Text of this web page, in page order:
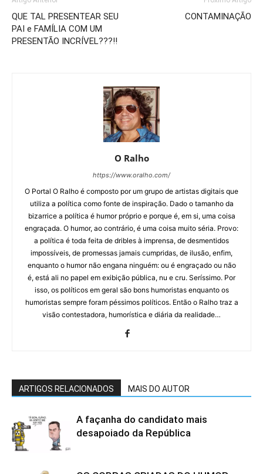
QUE TAL PRESENTEAR SEU
PAI e FAMÍLIA COM UM
PRESENTÃO INCRÍVEL???!!
CONTAMINAÇÃO
O Ralho
https://www.oralho.com/
O Portal O Ralho é composto por um grupo de artistas digitais que
utiliza a política como fonte de inspiração. Dado o tamanho da
bizarrice a política é humor próprio e porque é, em si, uma coisa
engraçada. O humor, ao contrário, é uma coisa muito séria. Provo:
a política é toda feita de dribles à imprensa, de desmentidos
impossíveis, de promessas jamais cumpridas, de ilusão, enfim,
enquanto o humor não engana ninguém: ou é engraçado ou não
é, está ali no papel em exibição pública, nu e cru. Seríssimo. Por
isso, os políticos em geral são bons humoristas enquanto os
humoristas sempre foram péssimos políticos. Então o Ralho traz a
visão contestadora, humorística e diária da realidade…
ARTIGOS RELACIONADOS MAIS DO AUTOR
A façanha do candidato mais
desapoiado da República